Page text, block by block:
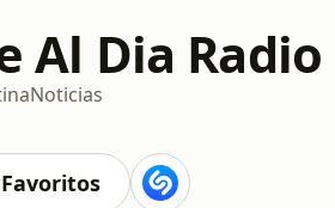
Al Dia Radio
Noticias
Favoritos